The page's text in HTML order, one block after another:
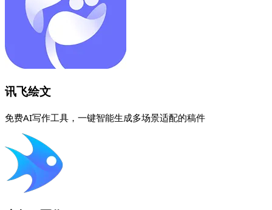
讯飞绘文
免费AI写作工具，一键智能生成多场景适配的稿件